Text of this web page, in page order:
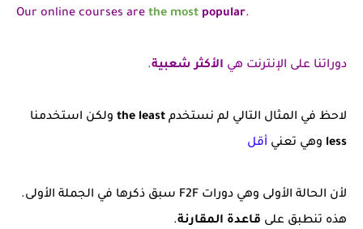
Our online courses are the most popular.
دوراتنا على الإنترنت هي الأكثر شعبية.
لاحظ في المثال التالي لم نستخدم the least ولكن استخدمنا
less وهي تعني أقل
لأن الحالة الأولى وهي دورات F2F سبق ذكرها في الجملة الأولى.
هذه تنطبق على قاعدة المقارنة.